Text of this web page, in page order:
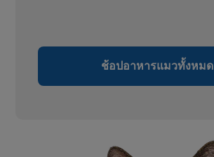
ช้อปอาหารแมวทั้งหมด